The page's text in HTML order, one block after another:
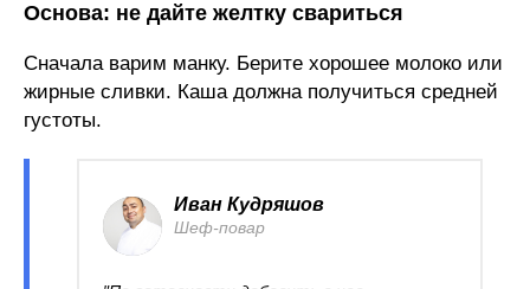
Основа: не дайте желтку свариться
Сначала варим манку. Берите хорошее молоко или
жирные сливки. Каша должна получиться средней
густоты.
Иван Кудряшов
Шеф-повар